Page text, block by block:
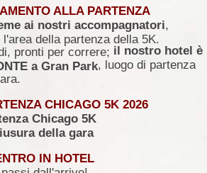
ALLA PARTENZA
ai nostri accompagnatori,
della partenza della 5K.
pronti per correre; il nostro hotel è
a Gran Park, luogo di partenza
CHICAGO 5K 2026
Chicago 5K
della gara
IN HOTEL